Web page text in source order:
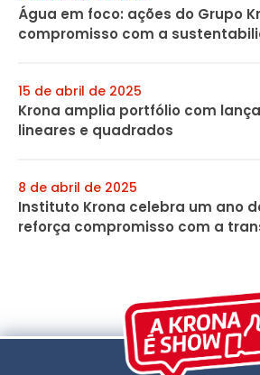
Água em foco: ações do Grupo
compromisso com a
15 de abril de 2025
Krona amplia portfólio com
lineares e quadrados
8 de abril de 2025
Instituto Krona celebra um ano
reforça compromisso com a